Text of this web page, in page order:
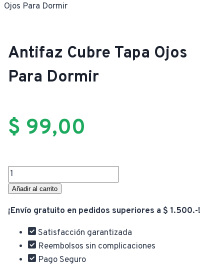
Ojos Para Dormir
Antifaz Cubre Tapa Ojos
Para Dormir
$ 99,00
Antifaz
Cubre
Ojos
Dormir
cantidad
Añadir al carrito
¡Envío gratuito en pedidos superiores a $ 1.500.-!
Satisfacción garantizada
Reembolsos sin complicaciones
Pago Seguro